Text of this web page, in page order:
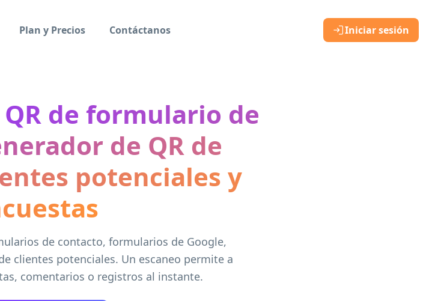
Plan y Precios Contáctanos Iniciar sesión
de formulario de
de QR de
potenciales y
de contacto, formularios de Google,
clientes potenciales. Un escaneo permite a
comentarios o registros al instante.